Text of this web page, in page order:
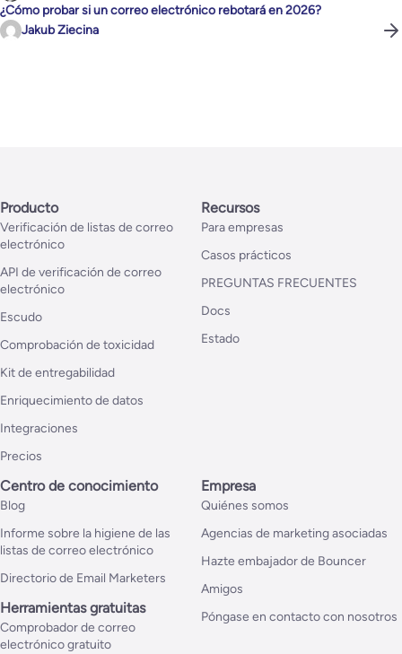
¿Cómo probar si un correo electrónico rebotará en 2026?
Jakub Ziecina
Producto
Verificación de listas de correo
electrónico
API de verificación de correo
electrónico
Escudo
Comprobación de toxicidad
Kit de entregabilidad
Enriquecimiento de datos
Integraciones
Precios
Recursos
Para empresas
Casos prácticos
PREGUNTAS FRECUENTES
Docs
Estado
Centro de conocimiento
Blog
Informe sobre la higiene de las
listas de correo electrónico
Directorio de Email Marketers
Herramientas gratuitas
Comprobador de correo
electrónico gratuito
Empresa
Quiénes somos
Agencias de marketing asociadas
Hazte embajador de Bouncer
Amigos
Póngase en contacto con nosotros